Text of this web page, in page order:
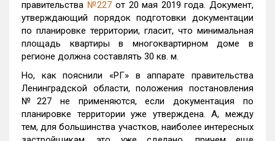
правительства №227 от 20 мая 2019 года. Документ,
утверждающий порядок подготовки документации
по планировке территории, гласит, что минимальная
площадь квартиры в многоквартирном доме в
регионе должна составлять 30 кв. м.
Но, как пояснили «РГ» в аппарате правительства
Ленинградской области, положения постановления
№227 не применяются, если документация по
планировке территории уже утверждена. А, между
тем, для большинства участков, наиболее интересных